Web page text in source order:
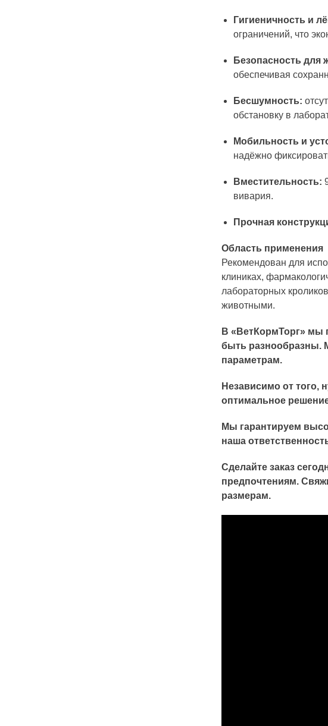
Гигиеничность и
ограничений, что
Безопасность для
обеспечивая
Бесшумность:
обстановку в
Мобильность и
надёжно
Вместительность:
вивария.
Прочная
Область применения
Рекомендован для
клиниках,
лабораторных
животными.
В «ВетКормТорг» мы
быть разнообразны.
параметрам.
Независимо от того,
оптимальное
Мы гарантируем
наша
Сделайте заказ
предпочтениям.
размерам.